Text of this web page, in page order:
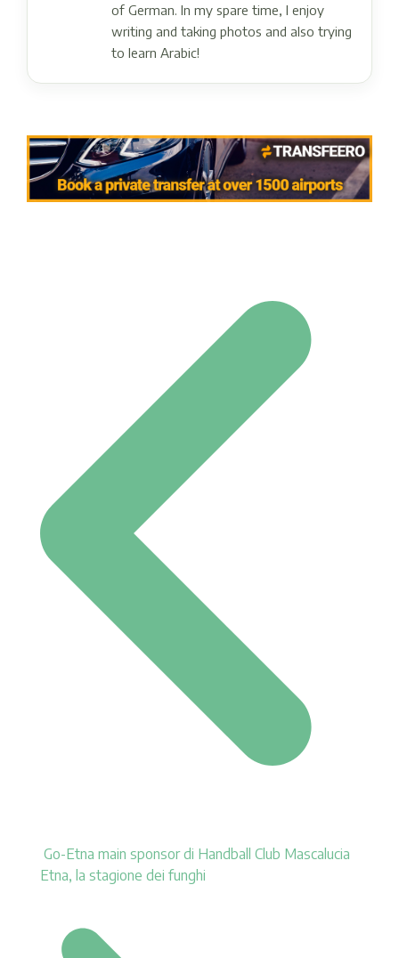
of German. In my spare time, I enjoy
writing and taking photos and also trying
to learn Arabic!
Go-Etna main sponsor di Handball Club Mascalucia
Etna, la stagione dei funghi